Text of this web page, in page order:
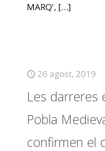
MARQ', […]
26 agost, 2019
Les darreres
Pobla
confirmen el